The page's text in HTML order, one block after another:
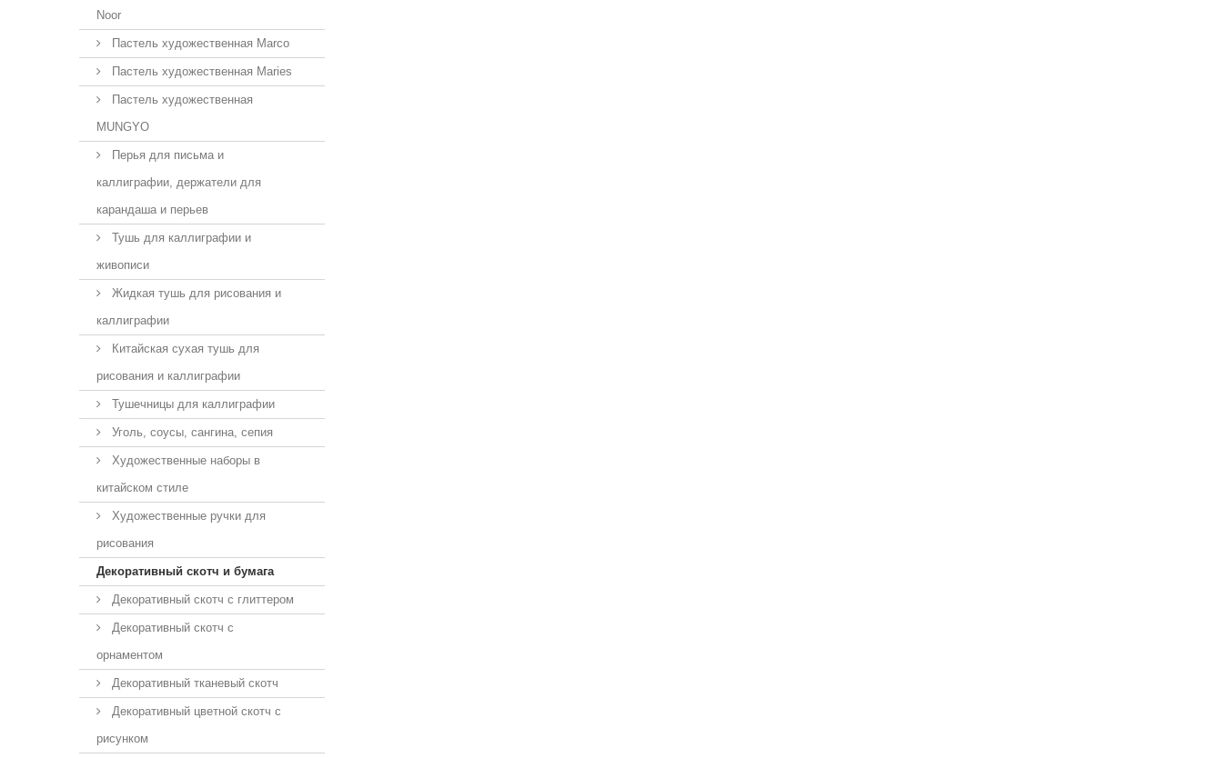
Noor
Пастель художественная Marco
Пастель художественная Maries
Пастель художественная
MUNGYO
Перья для письма и
каллиграфии, держатели для
карандаша и перьев
Тушь для каллиграфии и
живописи
Жидкая тушь для рисования и
каллиграфии
Китайская сухая тушь для
рисования и каллиграфии
Тушечницы для каллиграфии
Уголь, соусы, сангина, сепия
Художественные наборы в
китайском стиле
Художественные ручки для
рисования
Декоративный скотч и бумага
Декоративный скотч с глиттером
Декоративный скотч с
орнаментом
Декоративный тканевый скотч
Декоративный цветной скотч с
рисунком